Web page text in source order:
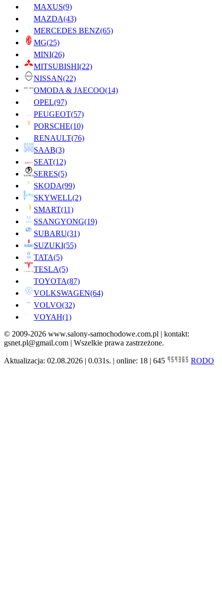
MAXUS(9)
MAZDA(43)
MERCEDES BENZ(65)
MG(25)
MINI(26)
MITSUBISHI(22)
NISSAN(22)
OMODA & JAECOO(14)
OPEL(97)
PEUGEOT(57)
PORSCHE(10)
RENAULT(76)
SAAB(3)
SEAT(12)
SERES(5)
SKODA(99)
SKYWELL(2)
SMART(11)
SSANGYONG(19)
SUBARU(31)
SUZUKI(55)
TATA(5)
TESLA(5)
TOYOTA(87)
VOLKSWAGEN(64)
VOLVO(32)
VOYAH(1)
© 2009-2026 www.salony-samochodowe.com.pl | kontakt:
gsnet.pl@gmail.com | Wszelkie prawa zastrzeżone.
Aktualizacja: 02.08.2026 | 0.031s. | online: 18 | 645 RODO